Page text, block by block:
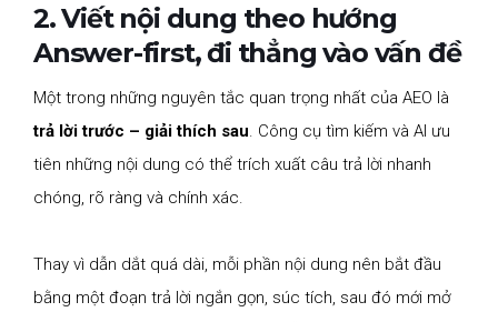
2. Viết nội dung theo hướng
Answer-first, đi thẳng vào vấn đề
Một trong những nguyên tắc quan trọng nhất của AEO là
trả lời trước – giải thích sau . Công cụ tìm kiếm và AI ưu
tiên những nội dung có thể trích xuất câu trả lời nhanh
chóng, rõ ràng và chính xác.
Thay vì dẫn dắt quá dài, mỗi phần nội dung nên bắt đầu
bằng một đoạn trả lời ngắn gọn, súc tích, sau đó mới mở